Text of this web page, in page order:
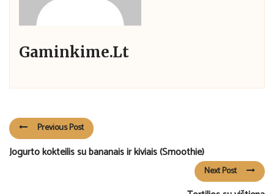
Gaminkime.lt
Previous Post
Jogurto kokteilis su bananais ir kiviais (Smoothie)
Next Post